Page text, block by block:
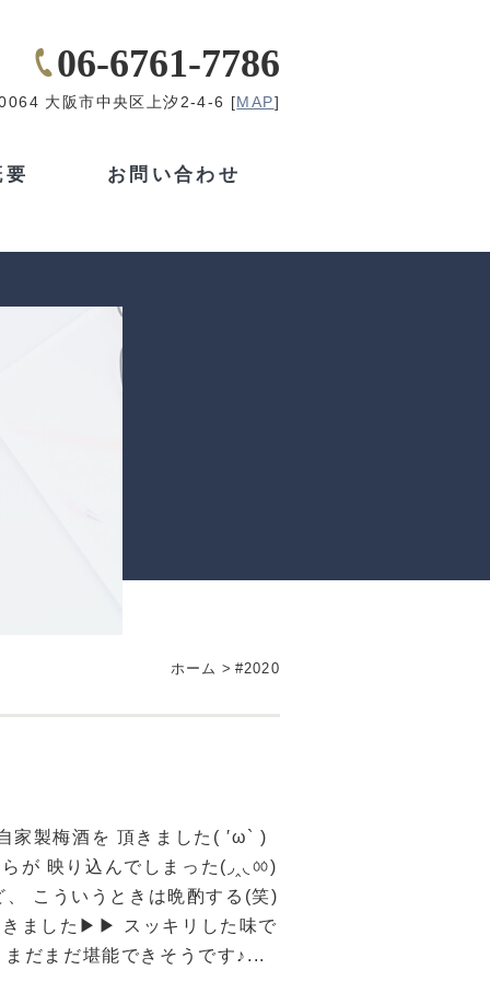
06-6761-7786
大阪市中央区上汐2-4-6 [MAP]
お問い合わせ
ホーム > #2020
家製梅酒を 頂きました( ′ω` )
が 映り込んでしまった(◞‸◟ㆀ)
こういうときは晩酌する(笑)
きました▶▶ スッキリした味で
だまだ堪能できそうです♪...